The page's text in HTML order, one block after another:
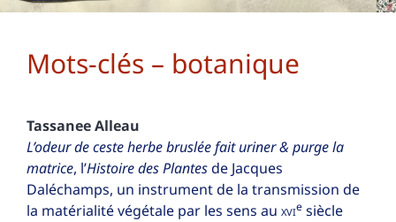
Mots-clés – botanique
TassaneeAlleau
L’odeur de ceste herbe bruslée fait uriner & purge la
matrice, l’Histoire des Plantesde Jacques
Daléchamps, un instrument de la transmission de
la matérialité végétale par les sens au xvie siècle